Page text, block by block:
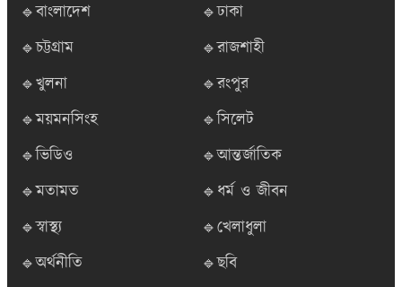
🔹বাংলাদেশ
🔹ঢাকা
🔹চট্টগ্রাম
🔹রাজশাহী
🔹খুলনা
🔹রংপুর
🔹ময়মনসিংহ
🔹সিলেট
🔹ভিডিও
🔹আন্তর্জাতিক
🔹মতামত
🔹ধর্ম ও জীবন
🔹স্বাস্থ্য
🔹খেলাধুলা
🔹অর্থনীতি
🔹ছবি